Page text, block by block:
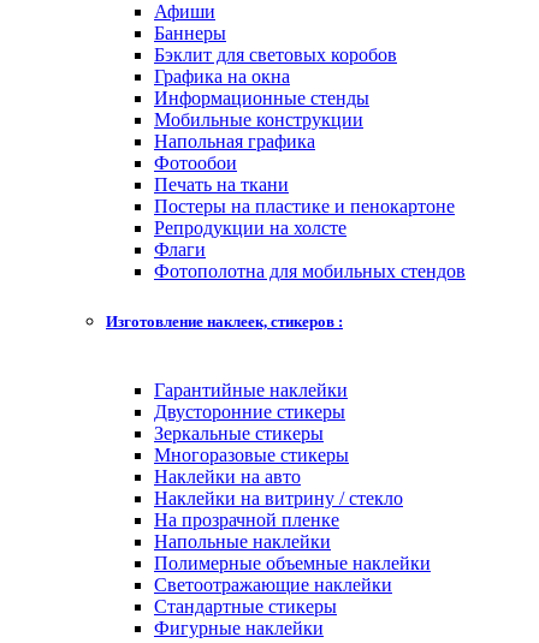
Афиши
Баннеры
Бэклит для световых коробов
Графика на окна
Информационные стенды
Мобильные конструкции
Напольная графика
Фотообои
Печать на ткани
Постеры на пластике и пенокартоне
Репродукции на холсте
Флаги
Фотополотна для мобильных стендов
Изготовление наклеек, стикеров :
Гарантийные наклейки
Двусторонние стикеры
Зеркальные стикеры
Многоразовые стикеры
Наклейки на авто
Наклейки на витрину / стекло
На прозрачной пленке
Напольные наклейки
Полимерные объемные наклейки
Светоотражающие наклейки
Стандартные стикеры
Фигурные наклейки